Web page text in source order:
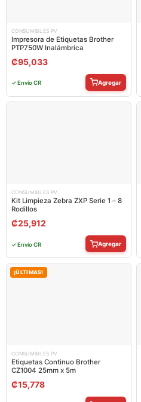
CONSUMIBLES PV
Impresora de Etiquetas Brother
PTP750W Inalámbrica
₡95,033
✓ Envío CR Agregar
CONSUMIBLES PV
Kit Limpieza Zebra ZXP Serie 1 – 8
Rodillos
₡25,912
✓ Envío CR Agregar
¡ÚLTIMAS!
CONSUMIBLES PV
Etiquetas Continuo Brother
CZ1004 25mm x 5m
₡15,778